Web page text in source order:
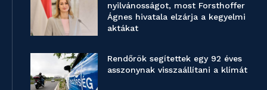
nyilvánosságot, most Forsthoffer
Ágnes hivatala elzárja a kegyelmi
aktákat
Rendőrök segítettek egy 92 éves
asszonynak visszaállítani a klímát